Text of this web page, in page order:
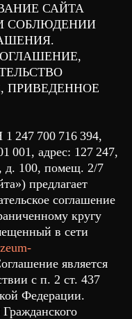
САЙТА
СОБЛЮДЕНИИ
ПРИВЕДЕННОЕ
700 716 394,
001, адрес: 127 247,
д. 100, помещ. 2/7
предлагает
соглашение
кругу
в сети
является
с п. 2 ст. 437
Федерации.